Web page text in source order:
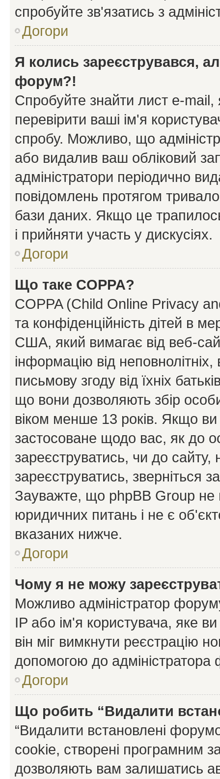
спробуйте зв'язатись з
Догори
Я колись зареєструвався,
форум?!
Спробуйте знайти лист e-mail,
перевірити ваші ім'я
спробу. Можливо, що
або видалив ваш обліковий
адміністратори періодично
повідомлень протягом
бази даних. Якщо це
і прийняти участь у дискусіях.
Догори
Що таке COPPA?
COPPA (Child Online Privacy
та конфіденційність дітей в
США, який вимагає від веб-
інформацію від
письмову згоду від їхніх
що вони дозволяють збір
віком менше 13 років. Якщо
застосоване щодо вас, як до
зареєструватись, чи до
зареєструватись, зверніться
Зауважте, що phpBB Group не
юридичних питань і не є
вказаних нижче.
Догори
Чому я не можу
Можливо адміністратор
IP або ім'я користувача, яке
він міг вимкнути реєстрацію
допомогою до адміністратора
Догори
Що робить “Видалити
“Видалити встановлені
cookie, створені програмним
дозволяють вам залишатись